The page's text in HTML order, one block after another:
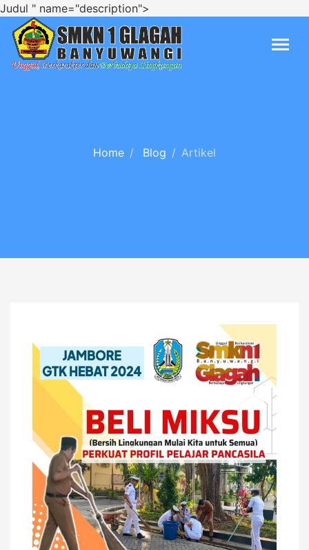
Judul " name="description">
Home Blog Artikel